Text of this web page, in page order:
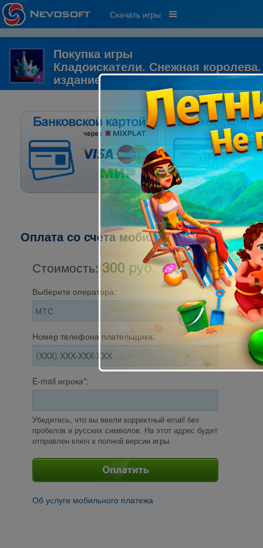
Скачать игры
Покупка игры
Кладоискатели. Снежная
издание
Оплата со счета мобильного телефона:
Стоимость: 300 pуб.
Выберите оператора:
Номер телефона плательщика:
E-mail игрока*:
Убедитесь, что вы ввели корректный email без
пробелов и русских символов. На этот адрес будет
отправлен ключ к полной версии игры.
Об услуге мобильного платежа